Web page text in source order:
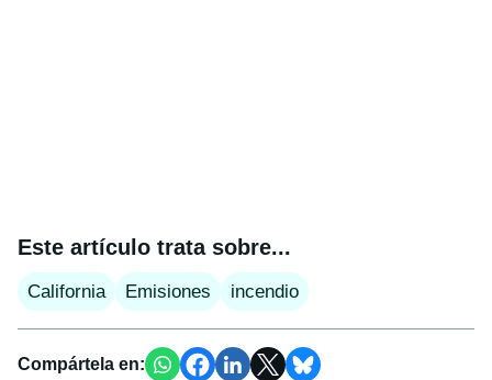
Este artículo trata sobre...
California Emisiones incendio
Compártela en: